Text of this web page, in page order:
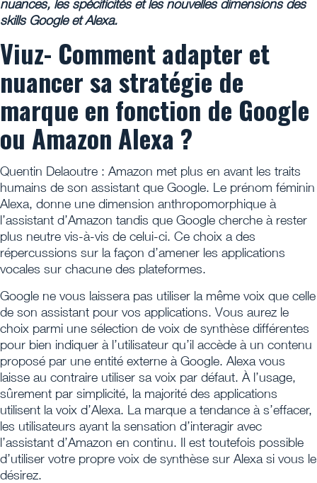
nuances, les spécificités et les nouvelles dimensions des
skills Google et Alexa.
Viuz- Comment adapter et
nuancer sa stratégie de
marque en fonction de Google
ou Amazon Alexa ?
Quentin Delaoutre : Amazon met plus en avant les traits
humains de son assistant que Google. Le prénom féminin
Alexa, donne une dimension anthropomorphique à
l’assistant d’Amazon tandis que Google cherche à rester
plus neutre vis-à-vis de celui-ci. Ce choix a des
répercussions sur la façon d’amener les applications
vocales sur chacune des plateformes.
Google ne vous laissera pas utiliser la même voix que celle
de son assistant pour vos applications. Vous aurez le
choix parmi une sélection de voix de synthèse différentes
pour bien indiquer à l’utilisateur qu’il accède à un contenu
proposé par une entité externe à Google. Alexa vous
laisse au contraire utiliser sa voix par défaut. À l’usage,
sûrement par simplicité, la majorité des applications
utilisent la voix d’Alexa. La marque a tendance à s’effacer,
les utilisateurs ayant la sensation d’interagir avec
l’assistant d’Amazon en continu. Il est toutefois possible
d’utiliser votre propre voix de synthèse sur Alexa si vous le
désirez.